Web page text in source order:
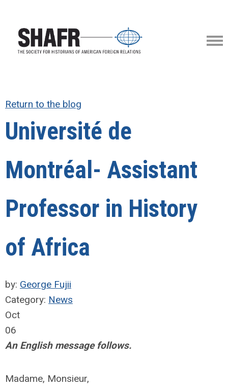
Return to the blog
Université de
Montréal- Assistant
Professor in History
of Africa
by: George Fujii
Category: News
Oct
06
An English message follows.
Madame, Monsieur,